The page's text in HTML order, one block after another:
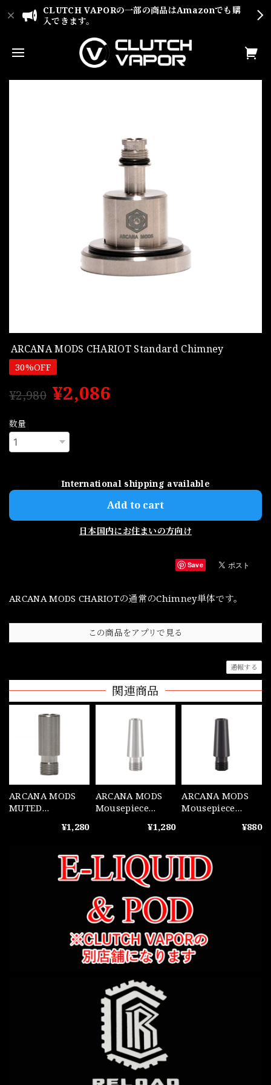
CLUTCH VAPORの一部の商品はAmazonでも購
入できます。
ARCANA MODS CHARIOT Standard Chimney
30%OFF
¥2,980 ¥2,086
数量
International shipping available
Add to cart
日本国内にお住まいの方向け
Save
ARCANA MODS CHARIOTの通常のChimney単体です。
この商品をアプリで見る
通報する
関連商品
ARCANA MODS
MUTED
¥1,280
ARCANA MODS
Mousepiece
¥1,280
ARCANA MODS
Mousepiece
¥880